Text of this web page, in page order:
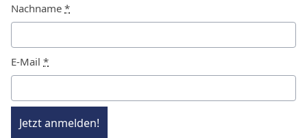
Nachname *
E-Mail *
Jetzt anmelden!